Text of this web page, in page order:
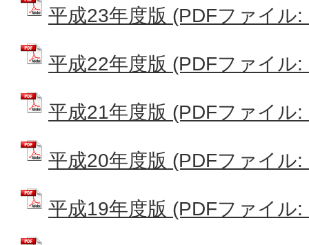
平成23年度版 (PDFファイル:
平成22年度版 (PDFファイル:
平成21年度版 (PDFファイル:
平成20年度版 (PDFファイル:
平成19年度版 (PDFファイル: